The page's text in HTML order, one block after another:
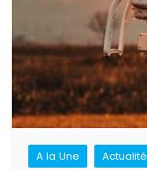
A la Une Actualité